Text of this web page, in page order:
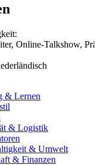
Online-Talkshow,
& Lernen
& Logistik
& Umwelt
& Finanzen